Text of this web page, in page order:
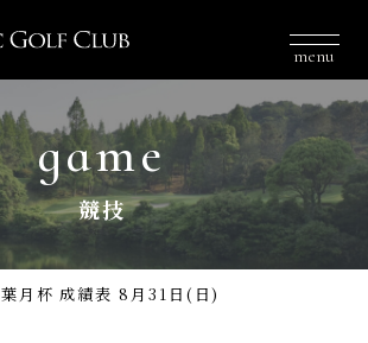
menu
game
競技
葉月杯 成績表 8月31日(日)